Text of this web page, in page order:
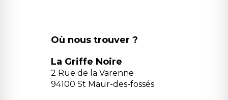
Où nous trouver ?
La Griffe Noire
2 Rue de la Varenne
94100 St Maur-des-fossés